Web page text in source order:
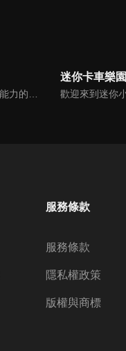
迷你卡車樂園
服務條款
服務條款
隱私權政策
版權與商標